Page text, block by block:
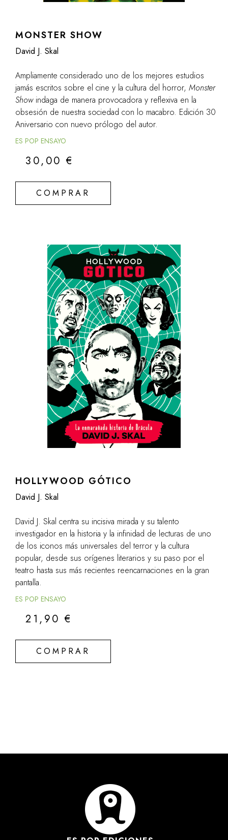
MONSTER SHOW
David J. Skal
Ampliamente considerado uno de los mejores estudios
jamás escritos sobre el cine y la cultura del horror, Monster
Showindaga de manera provocadora y reflexiva en la
obsesión de nuestra sociedad con lo macabro. Edición 30
Aniversario con nuevo prólogo del autor.
ES POP ENSAYO
30,00€
COMPRAR
HOLLYWOOD GÓTICO
David J. Skal
David J. Skal centra su incisiva mirada y su talento
investigador en la historia y la infinidad de lecturas de uno
de los iconos más universales del terror y la cultura
popular, desde sus orígenes literarios y su paso por el
teatro hasta sus más recientes reencarnaciones en la gran
pantalla.
ES POP ENSAYO
21,90€
COMPRAR